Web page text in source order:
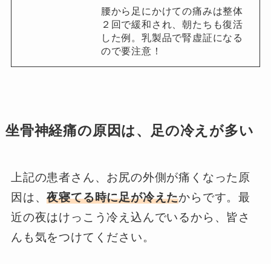
腰から足にかけての痛みは整体
２回で緩和され、朝たちも復活
した例。乳製品で腎虚証になる
ので要注意！
坐骨神経痛の原因は、足の冷えが多い
上記の患者さん、お尻の外側が痛くなった原
因は、夜寝てる時に足が冷えたからです。最
近の夜はけっこう冷え込んでいるから、皆さ
んも気をつけてください。